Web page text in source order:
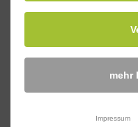
mehr
Impressum